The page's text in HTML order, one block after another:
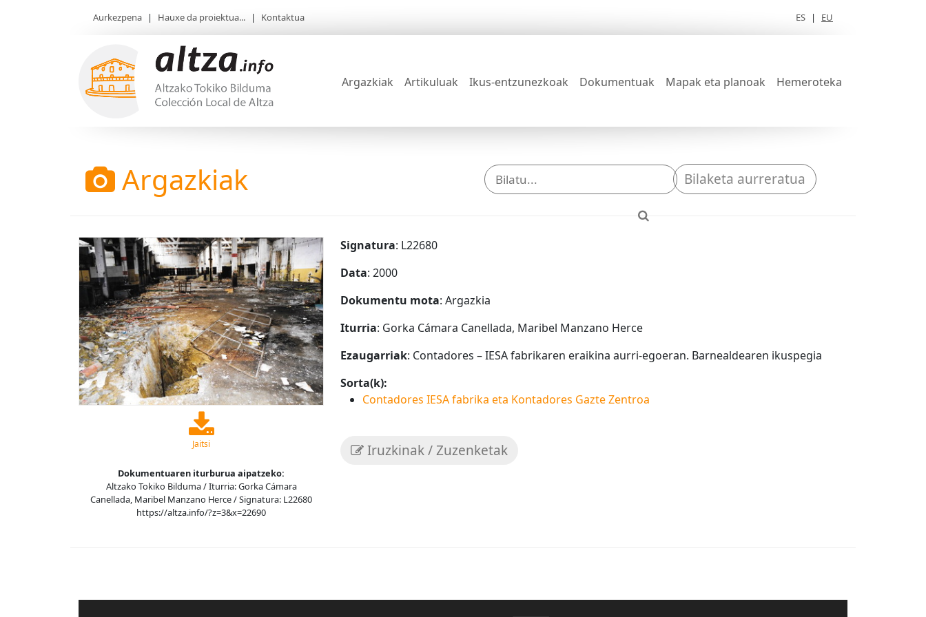
Aurkezpena | Hauxe da proiektua... | Kontaktua ES | EU
Argazkiak Artikuluak Ikus-entzunezkoak Dokumentuak Mapak eta planoak Hemeroteka
Argazkiak Bilaketa aurreratua
Jaitsi
Dokumentuaren iturburua aipatzeko:
Altzako Tokiko Bilduma / Iturria: Gorka Cámara
Canellada, Maribel Manzano Herce / Signatura: L22680
https://altza.info/?z=3&x=22690
Signatura: L22680
Data: 2000
Dokumentu mota: Argazkia
Iturria: Gorka Cámara Canellada, Maribel Manzano Herce
Ezaugarriak: Contadores – IESA fabrikaren eraikina aurri-egoeran. Barnealdearen ikuspegia
Sorta(k):
Contadores IESA fabrika eta Kontadores Gazte Zentroa
Iruzkinak / Zuzenketak